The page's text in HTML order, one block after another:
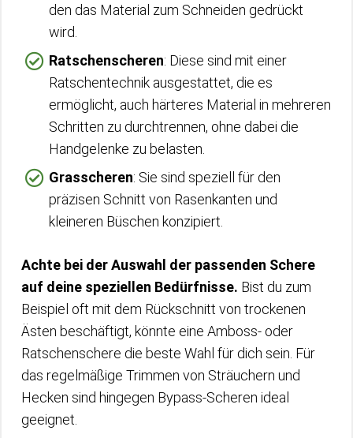
den das Material zum Schneiden gedrückt
wird.
Ratschenscheren: Diese sind mit einer
Ratschentechnik ausgestattet, die es
ermöglicht, auch härteres Material in mehreren
Schritten zu durchtrennen, ohne dabei die
Handgelenke zu belasten.
Grasscheren: Sie sind speziell für den
präzisen Schnitt von Rasenkanten und
kleineren Büschen konzipiert.
Achte bei der Auswahl der passenden Schere
auf deine speziellen Bedürfnisse. Bist du zum
Beispiel oft mit dem Rückschnitt von trockenen
Ästen beschäftigt, könnte eine Amboss- oder
Ratschenschere die beste Wahl für dich sein. Für
das regelmäßige Trimmen von Sträuchern und
Hecken sind hingegen Bypass-Scheren ideal
geeignet.